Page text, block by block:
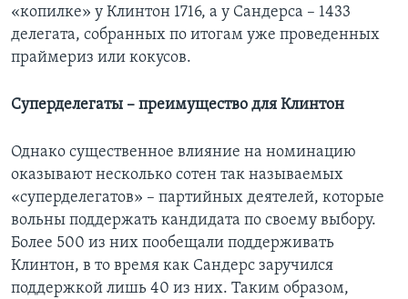
«копилке» у Клинтон 1716, а у Сандерса – 1433
делегата, собранных по итогам уже проведенных
праймериз или кокусов.
Суперделегаты – преимущество для Клинтон
Однако существенное влияние на номинацию
оказывают несколько сотен так называемых
«суперделегатов» – партийных деятелей, которые
вольны поддержать кандидата по своему выбору.
Более 500 из них пообещали поддерживать
Клинтон, в то время как Сандерс заручился
поддержкой лишь 40 из них. Таким образом,